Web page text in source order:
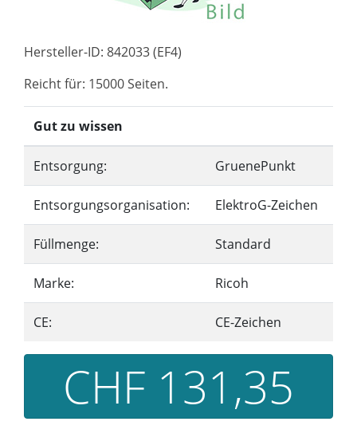
Hersteller-ID: 842033 (EF4)
Reicht für: 15000 Seiten.
Gut zu wissen
Entsorgung: GruenePunkt
Entsorgungsorganisation: ElektroG-Zeichen
Füllmenge: Standard
Marke: Ricoh
CE: CE-Zeichen
CHF 131,35